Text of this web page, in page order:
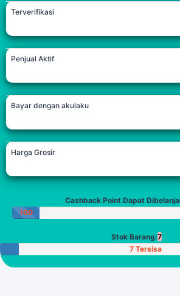
Terverifikasi
Penjual Aktif
Bayar dengan akulaku
Harga Grosir
Cashback Point Dapat
100
Stok Barang:7
7 Tersisa